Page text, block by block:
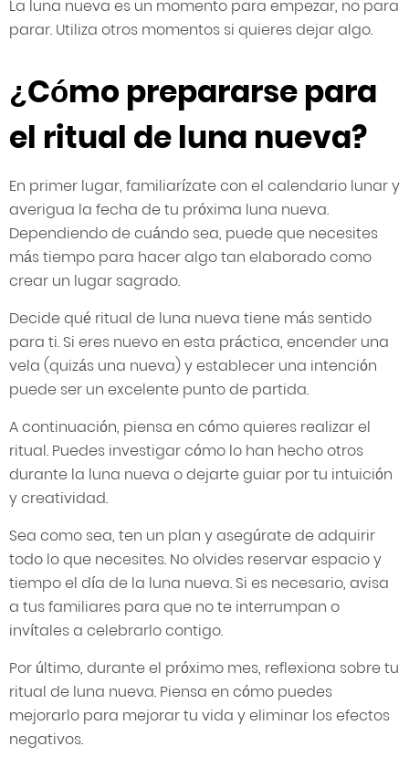
La luna nueva es un momento para empezar, no para
parar. Utiliza otros momentos si quieres dejar algo.
¿Cómo prepararse para
el ritual de luna nueva?
En primer lugar, familiarízate con el calendario lunar y
averigua la fecha de tu próxima luna nueva.
Dependiendo de cuándo sea, puede que necesites
más tiempo para hacer algo tan elaborado como
crear un lugar sagrado.
Decide qué ritual de luna nueva tiene más sentido
para ti. Si eres nuevo en esta práctica, encender una
vela (quizás una nueva) y establecer una intención
puede ser un excelente punto de partida.
A continuación, piensa en cómo quieres realizar el
ritual. Puedes investigar cómo lo han hecho otros
durante la luna nueva o dejarte guiar por tu intuición
y creatividad.
Sea como sea, ten un plan y asegúrate de adquirir
todo lo que necesites. No olvides reservar espacio y
tiempo el día de la luna nueva. Si es necesario, avisa
a tus familiares para que no te interrumpan o
invítales a celebrarlo contigo.
Por último, durante el próximo mes, reflexiona sobre tu
ritual de luna nueva. Piensa en cómo puedes
mejorarlo para mejorar tu vida y eliminar los efectos
negativos.